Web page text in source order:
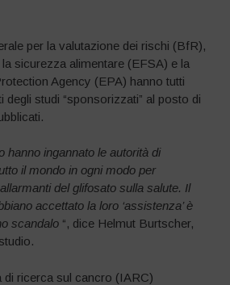
per la valutazione dei rischi (BfR),
la sicurezza alimentare (EFSA) e la
Agency (EPA) hanno tutti
degli studi “sponsorizzati” al posto di
hanno ingannato le autorità di
il mondo in ogni modo per
del glifosato sulla salute. Il
accettato la loro ‘assistenza’ è
scandalo “, dice Helmut Burtscher,
di ricerca sul cancro (IARC)